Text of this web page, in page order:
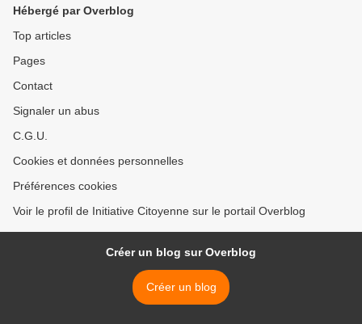
Hébergé par Overblog
Top articles
Pages
Contact
Signaler un abus
C.G.U.
Cookies et données personnelles
Préférences cookies
Voir le profil de Initiative Citoyenne sur le portail Overblog
Créer un blog sur Overblog
Créer un blog